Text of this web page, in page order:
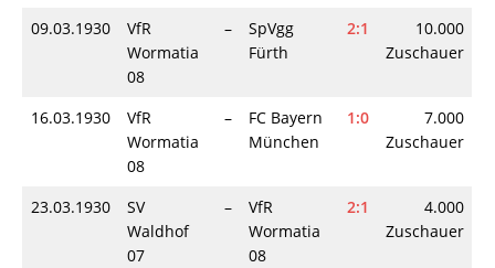
09.03.1930
VfR
Wormatia
08
–
SpVgg
Fürth
2:1
10.000
Zuschauer
16.03.1930
VfR
Wormatia
08
–
FC Bayern
München
1:0
7.000
Zuschauer
23.03.1930
SV
Waldhof
07
–
VfR
Wormatia
08
2:1
4.000
Zuschauer